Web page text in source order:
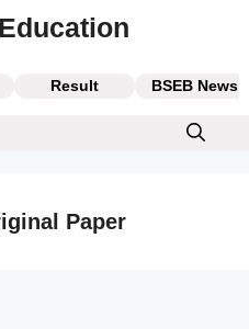
Result BSEB News
Paper